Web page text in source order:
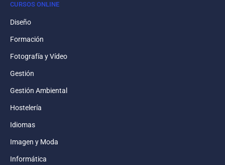
CURSOS ONLINE
Diseño
Formación
Fotografía y Vídeo
Gestión
Gestión Ambiental
Hostelería
Idiomas
Imagen y Moda
Informática